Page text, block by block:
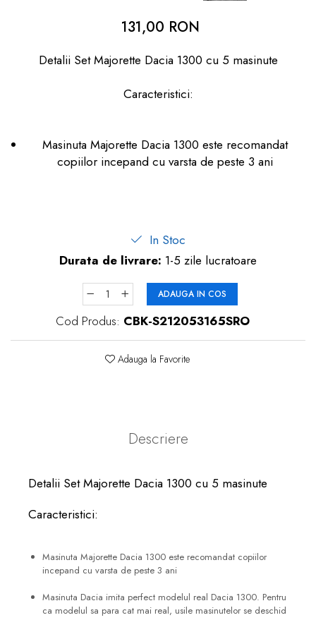
Produse îngrijire copii
Igiena copii
131,00 RON
Detalii Set Majorette Dacia 1300 cu 5 masinute
Caracteristici:
Masinuta Majorette Dacia 1300 este recomandat
copiilor incepand cu varsta de peste 3 ani
In Stoc
Durata de livrare: 1-5 zile lucratoare
ADAUGA IN COS
Cod Produs: CBK-S212053165SRO
Adauga la Favorite
Descriere
Detalii Set Majorette Dacia 1300 cu 5 masinute
Caracteristici:
Masinuta Majorette Dacia 1300 este recomandat copiilor
incepand cu varsta de peste 3 ani
Masinuta Dacia imita perfect modelul real Dacia 1300. Pentru
ca modelul sa para cat mai real, usile masinutelor se deschid